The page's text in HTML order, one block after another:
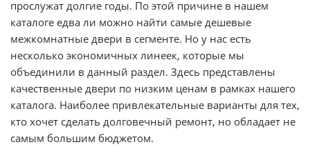
прослужат долгие годы. По этой причине в нашем
каталоге едва ли можно найти самые дешевые
межкомнатные двери в сегменте. Но у нас есть
несколько экономичных линеек, которые мы
объединили в данный раздел. Здесь представлены
качественные двери по низким ценам в рамках нашего
каталога. Наиболее привлекательные варианты для тех,
кто хочет сделать долговечный ремонт, но обладает не
самым большим бюджетом.